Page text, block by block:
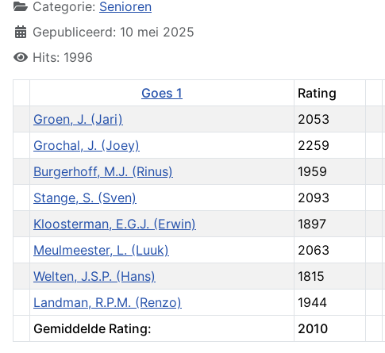
Categorie: Senioren
Gepubliceerd: 10 mei 2025
Hits: 1996
Goes 1 Rating
Groen, J. (Jari)
2053
Grochal, J. (Joey)
2259
Burgerhoff, M.J. (Rinus)
1959
Stange, S. (Sven)
2093
Kloosterman, E.G.J. (Erwin)
1897
Meulmeester, L. (Luuk)
2063
Welten, J.S.P. (Hans)
1815
Landman, R.P.M. (Renzo)
1944
Gemiddelde Rating:
2010